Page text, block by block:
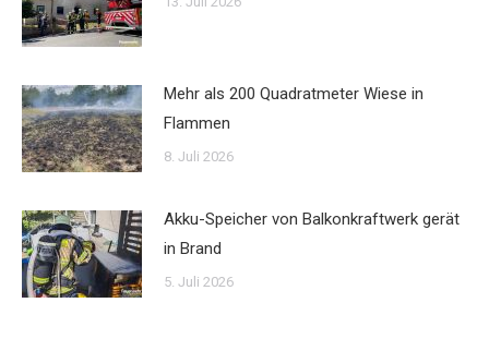
Mehr als 200 Quadratmeter Wiese in
Flammen
8. Juli 2026
Akku-Speicher von Balkonkraftwerk gerät
in Brand
5. Juli 2026